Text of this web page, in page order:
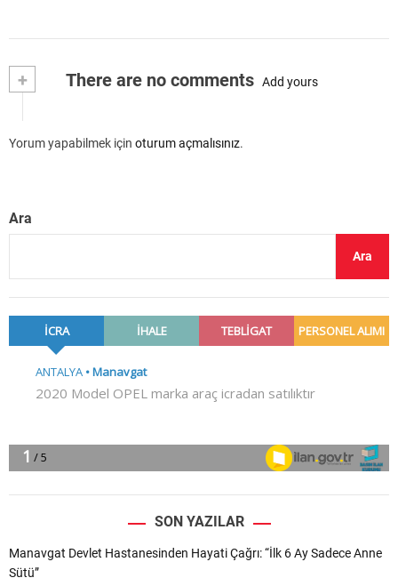
+ There are no comments Add yours
Yorum yapabilmek için oturum açmalısınız.
Ara
Ara
SON YAZILAR
Manavgat Devlet Hastanesinden Hayati Çağrı: “İlk 6 Ay Sadece Anne
Sütü”